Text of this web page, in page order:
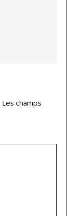
Les champs